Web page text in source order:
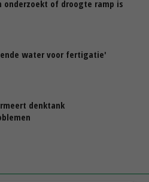
onderzoekt of droogte ramp is
water voor fertigatie'
denktank